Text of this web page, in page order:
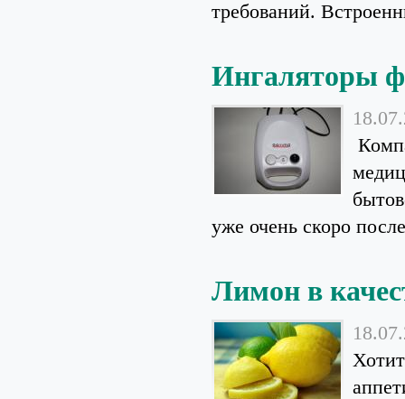
требований.
Ингаляторы
уже очень скоро
Лимон в